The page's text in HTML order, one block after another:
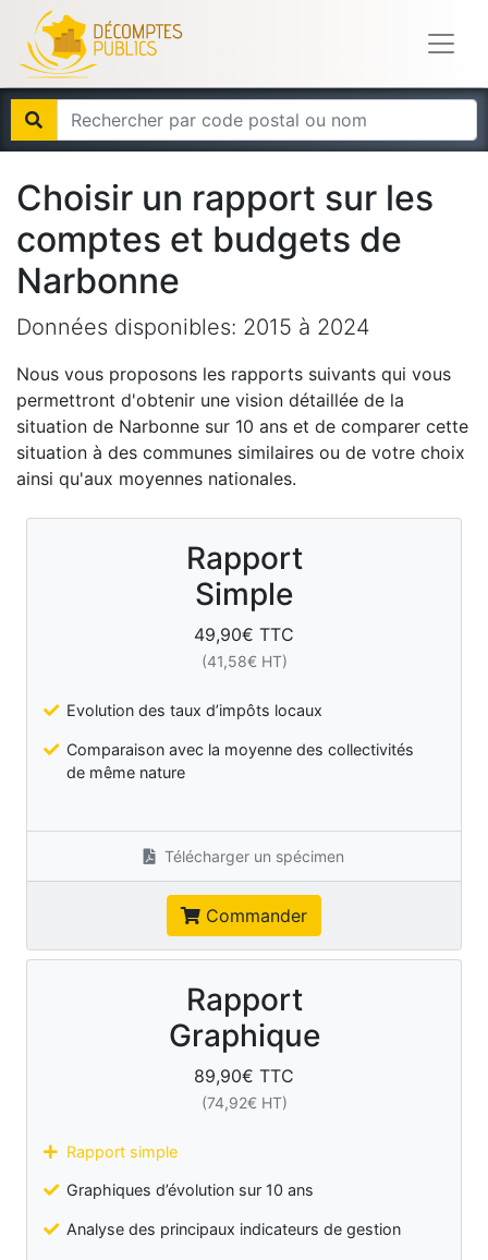
Choisir un rapport sur les
comptes et budgets de
Narbonne
Données disponibles: 2015 à 2024
Nous vous proposons les rapports suivants qui vous
permettront d'obtenir une vision détaillée de la
situation de Narbonne sur 10 ans et de comparer cette
situation à des communes similaires ou de votre choix
ainsi qu'aux moyennes nationales.
Rapport
Simple
49,90€ TTC
(41,58€ HT)
Evolution des taux d’impôts locaux
Comparaison avec la moyenne des collectivités
de même nature
Télécharger un spécimen
Commander
Rapport
Graphique
89,90€ TTC
(74,92€ HT)
Rapport simple
Graphiques d’évolution sur 10 ans
Analyse des principaux indicateurs de gestion